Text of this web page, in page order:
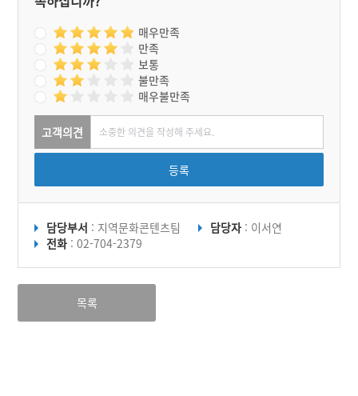
매우만족
만족
보통
불만족
매우불만족
고객의견
등록
담당부서 : 지역문화콘텐츠팀 담당자 : 이서연
전화 : 02-704-2379
목록